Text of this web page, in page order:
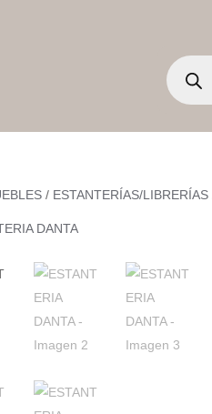
de
/ ESTANTERÍAS/LIBRERÍAS